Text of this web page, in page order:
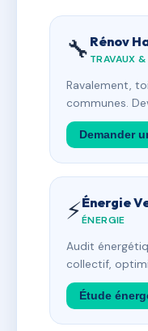
🔧 Rénov
TRAVAUX
Ravalement,
communes.
Demander
⚡Énergie
ÉNERGIE
Audit
collectif,
Étude